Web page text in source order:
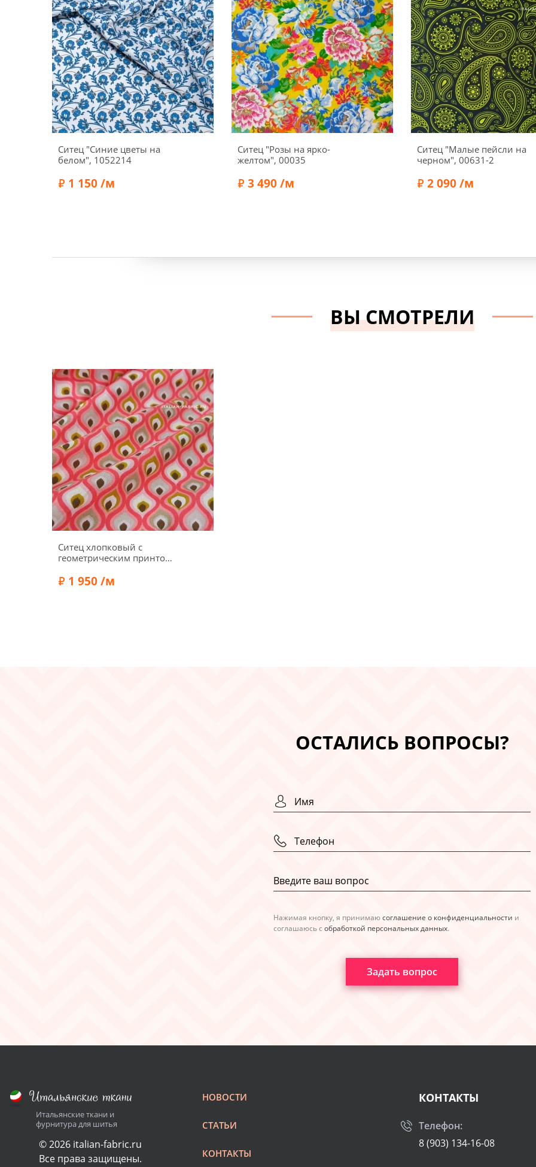
Ситец "Синие цветы на
белом", 1052214
1 150 /м
Ширина: 140 см
Ситец "Розы на ярко-
желтом", 00035
3 490 /м
Ширина: 140 см
Ситец "Малые пейсли на
черном", 00631-2
2 090 /м
Ширина: 145 см
ВЫ СМОТРЕЛИ
Ситец хлопковый с
геометрическим принтом,
1 950 /м
ОСТАЛИСЬ ВОПРОСЫ?
Нажимая кнопку, я принимаюсоглашение о конфиденциальности и
соглашаюсь с обработкой персональных данных.
Задать вопрос
Итальянские ткани и
фурнитура для шитья
© 2026 italian-fabric.ru
Все права защищены.
НОВОСТИ
СТАТЬИ
КОНТАКТЫ
КОНТАКТЫ
Телефон:
8 (903) 134-16-08